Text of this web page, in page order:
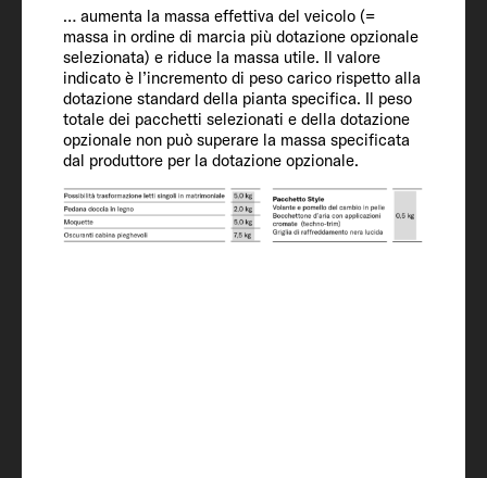
… aumenta la massa effettiva del veicolo (=
massa in ordine di marcia più dotazione opzionale
selezionata) e riduce la massa utile. Il valore
indicato è l’incremento di peso carico rispetto alla
dotazione standard della pianta specifica. Il peso
totale dei pacchetti selezionati e della dotazione
opzionale non può superare la massa specificata
dal produttore per la dotazione opzionale.
Passo
404
Dotazione
interna
Posti letto